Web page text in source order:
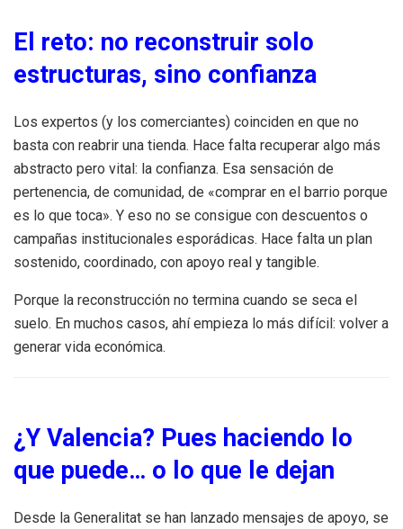
El reto: no reconstruir solo
estructuras, sino confianza
Los expertos (y los comerciantes) coinciden en que no
basta con reabrir una tienda. Hace falta recuperar algo más
abstracto pero vital: la confianza. Esa sensación de
pertenencia, de comunidad, de «comprar en el barrio porque
es lo que toca». Y eso no se consigue con descuentos o
campañas institucionales esporádicas. Hace falta un plan
sostenido, coordinado, con apoyo real y tangible.
Porque la reconstrucción no termina cuando se seca el
suelo. En muchos casos, ahí empieza lo más difícil: volver a
generar vida económica.
¿Y Valencia? Pues haciendo lo
que puede… o lo que le dejan
Desde la Generalitat se han lanzado mensajes de apoyo, se